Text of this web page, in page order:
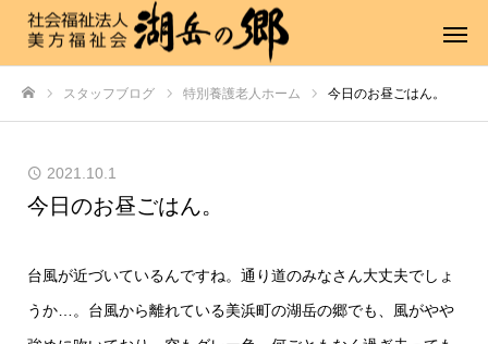
スタッフブログ 特別養護老人ホーム 今日のお昼ごはん。
2021.10.1
今日のお昼ごはん。
台風が近づいているんですね。通り道のみなさん大丈夫でしょ
うか…。台風から離れている美浜町の湖岳の郷でも、風がやや